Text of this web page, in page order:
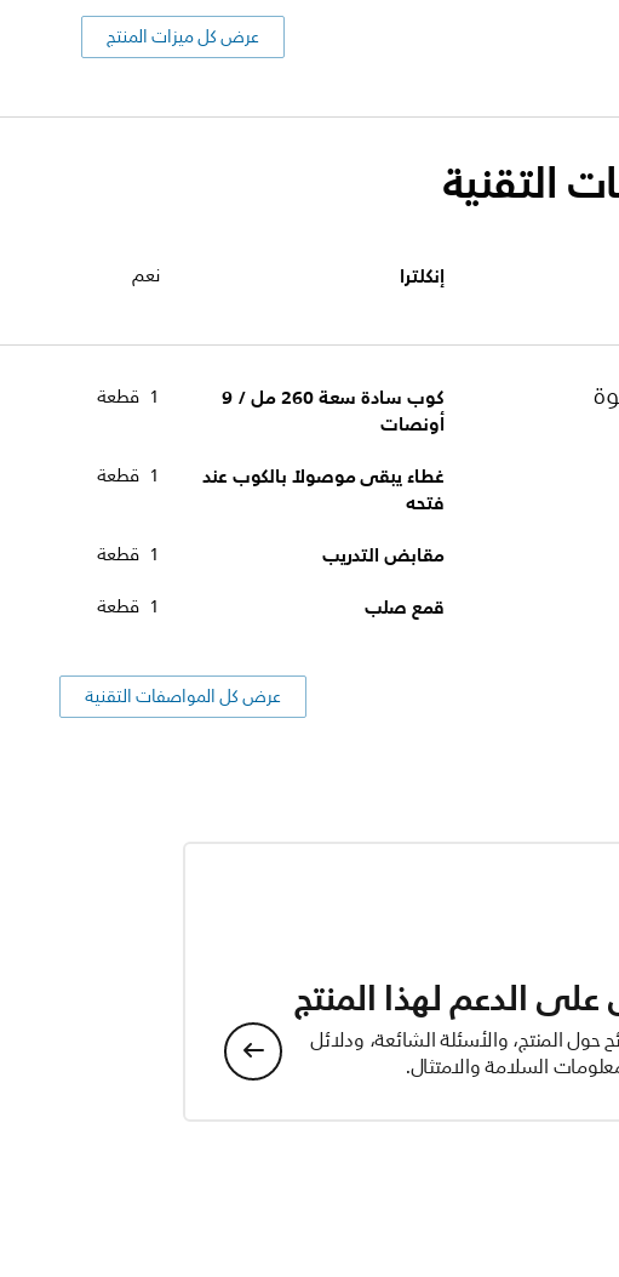
عرض كل ميزات المنتج
التقنية
إنكلترا نعم
كوب سادة سعة 260 مل / 9
أونصات
1 قطعة
غطاء يبقى موصولاً بالكوب عند
فتحه
1 قطعة
مقابض التدريب 1 قطعة
قمع صلب 1 قطعة
عرض كل المواصفات التقنية
الدعم لهذا المنتج
المنتج، والأسئلة الشائعة، ودلائل
السلامة والامتثال.